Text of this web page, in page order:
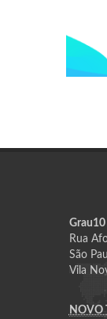
Rua
São
Vila
NOVO